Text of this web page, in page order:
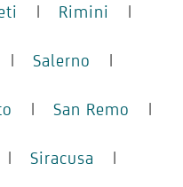
| Rimini |
| Salerno |
| San Remo |
| Siracusa |